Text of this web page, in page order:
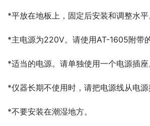
*平放在地板上，固定后安装和调整水平
*主电源为220V。请使用AT-1605附带的
*适当的电源。请单独使用一个电源插座
*仪器长期不使用时，请把电源线从电源
*不要安装在潮湿地方。